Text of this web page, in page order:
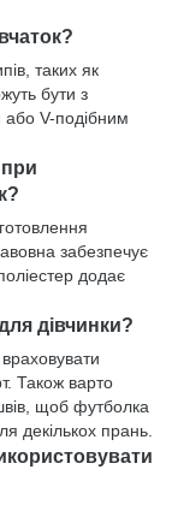
таких як
бути з
або V-подібним
забезпечує
додає
дівчинки?
Також варто
щоб футболка
декількох прань.